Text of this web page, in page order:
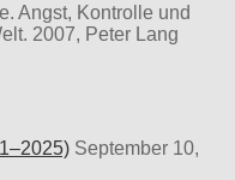
Angst, Kontrolle und
2007, Peter Lang
September 10,